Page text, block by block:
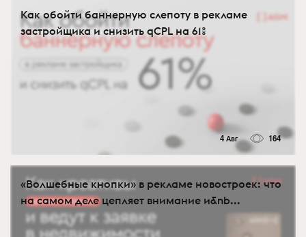
Как обойти баннерную слепоту в рекламе
застройщика и снизить qCPL на 61%
4 Авг 164
«Волшебные кнопки» в рекламе новостроек: что
на самом деле цепляет внимание и&nb...